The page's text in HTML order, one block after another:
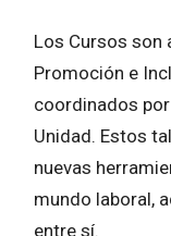
Los Cursos son
Promoción e
coordinados
Unidad. Estos
nuevas
mundo laboral,
entre sí.